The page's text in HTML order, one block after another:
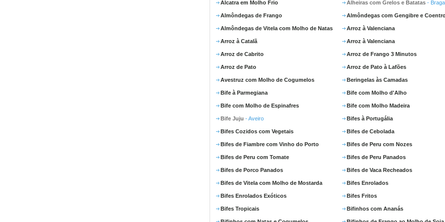
Alcatra em Molho Frio Alheiras com Grelos e Batatas -
Almôndegas de Frango Almôndegas com Gengibre e
Almôndegas de Vitela com Molho de Natas Arroz à Valenciana
Arroz à Catalã Arroz à Valenciana
Arroz de Cabrito Arroz de Frango 3 Minutos
Arroz de Pato Arroz de Pato à Lafões
Avestruz com Molho de Cogumelos Beringelas às Camadas
Bife à Parmegiana Bife com Molho d'Alho
Bife com Molho de Espinafres Bife com Molho Madeira
Bife Juju - Aveiro Bifes à Portugália
Bifes Cozidos com Vegetais Bifes de Cebolada
Bifes de Fiambre com Vinho do Porto Bifes de Peru com Nozes
Bifes de Peru com Tomate Bifes de Peru Panados
Bifes de Porco Panados Bifes de Vaca Recheados
Bifes de Vitela com Molho de Mostarda Bifes Enrolados
Bifes Enrolados Exóticos Bifes Fritos
Bifes Tropicais Bifinhos com Ananás